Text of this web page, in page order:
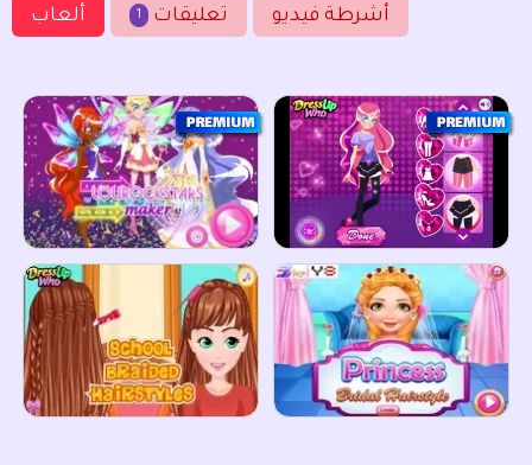
ألعاب 1 تعليقات أشرطة فيديو